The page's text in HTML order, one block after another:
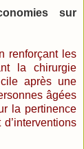
sur
renforçant les
la chirurgie
après une
âgées
la pertinence